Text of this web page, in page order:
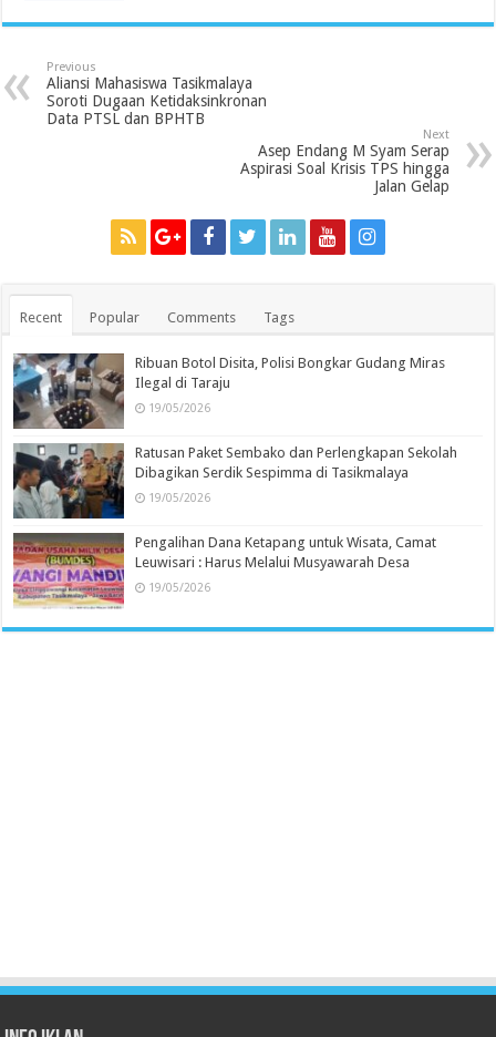
Previous
Aliansi Mahasiswa Tasikmalaya
Soroti Dugaan Ketidaksinkronan
Data PTSL dan BPHTB
Next
Asep Endang M Syam Serap
Aspirasi Soal Krisis TPS hingga
Jalan Gelap
Recent Popular Comments Tags
Ribuan Botol Disita, Polisi Bongkar Gudang Miras
Ilegal di Taraju
19/05/2026
Ratusan Paket Sembako dan Perlengkapan Sekolah
Dibagikan Serdik Sespimma di Tasikmalaya
19/05/2026
Pengalihan Dana Ketapang untuk Wisata, Camat
Leuwisari : Harus Melalui Musyawarah Desa
19/05/2026